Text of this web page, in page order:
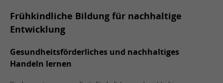
Frühkindliche Bildung für nachhaltige
Entwicklung
Gesundheitsförderliches und nachhaltiges
Handeln lernen